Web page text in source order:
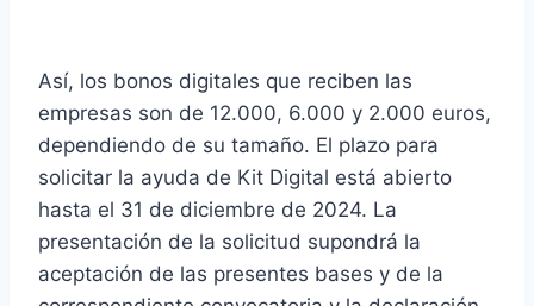
Así, los bonos digitales que reciben las
empresas son de 12.000, 6.000 y 2.000 euros,
dependiendo de su tamaño. El plazo para
solicitar la ayuda de Kit Digital está abierto
hasta el 31 de diciembre de 2024. La
presentación de la solicitud supondrá la
aceptación de las presentes bases y de la